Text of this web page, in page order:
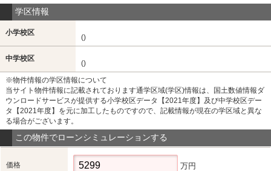
学区情報
小学校区
()
中学校区
()
※物件情報の学区情報について
当サイト物件情報に記載されております通学区域(学区)情報は、国土数値情報ダ
ウンロードサービスが提供する小学校区データ【2021年度】及び中学校区デー
タ【2021年度】を元に加工したものですので、記載情報が現在の学区域と異な
る場合がございます。
この物件でローンシミュレーションする
価格 万円